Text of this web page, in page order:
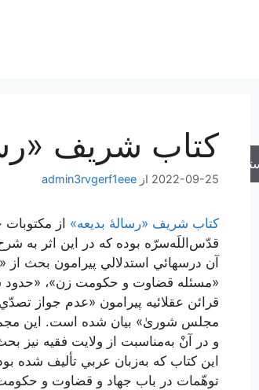
کتاب شریف
2022-09-25 از admin3rvgerf1eee
کتاب شریف «رسالۀ بدیعه» از
قدّس‌اللَه‌سرّه بوده که در این اثر به
آن‌ درسهائي‌ استدلالي پیرامون بحث
«مسئله قضاوت و حکومت زن»، «حدود
قرائن عقلائیه پیرامون «عدم‌ جواز
مجلس‌ شوریٰ»‌ بيان‌ شده‌ است‌. اين‌
و در آن‌ْ به‌مناسبت‌ از ولايت‌ فقيه‌ نيز
اين كتاب كه‌ به‌زبان‌ عربي‌ تأليف‌ شده‌
توهّمات‌ در باب‌ جهاد و قضاوت‌ و